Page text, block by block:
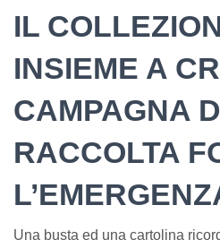
IL
INSIEME A
CAMPAGNA
RACCOLTA
Una busta ed una cartolina